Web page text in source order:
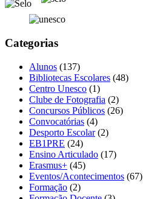
Categorias
Alunos (137)
Bibliotecas Escolares (48)
Centro Unesco (1)
Clube de Fotografia (2)
Concursos Públicos (26)
Convocatórias (4)
Desporto Escolar(2)
EB1PRE (24)
Ensino Articulado (17)
Erasmus+ (45)
Eventos/Acontecimentos (67)
Formação (2)